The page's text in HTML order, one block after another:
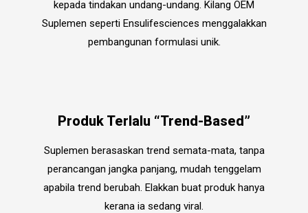
kepada tindakan undang-undang. Kilang OEM
Suplemen seperti Ensulifesciences menggalakkan
pembangunan formulasi unik.
Produk Terlalu “Trend-Based”
Suplemen berasaskan trend semata-mata, tanpa
perancangan jangka panjang, mudah tenggelam
apabila trend berubah. Elakkan buat produk hanya
kerana ia sedang viral.